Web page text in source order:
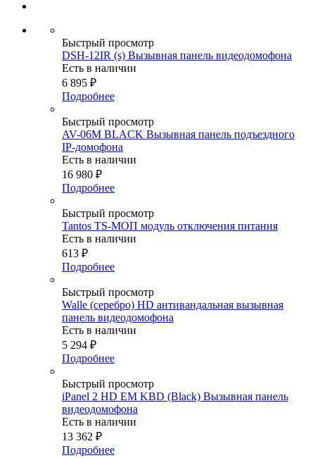
Быстрый просмотр
DSH-12IR (s) Вызывная панель видеодомофона
Есть в наличии
6 895 ₽
Подробнее
Быстрый просмотр
AV-06M BLACK Вызывная панель подъездного
IP-домофона
Есть в наличии
16 980 ₽
Подробнее
Быстрый просмотр
Tantos TS-МОП модуль отключения питания
Есть в наличии
613 ₽
Подробнее
Быстрый просмотр
Walle (серебро) HD антивандальная вызывная
панель видеодомофона
Есть в наличии
5 294 ₽
Подробнее
Быстрый просмотр
iPanel 2 HD EM KBD (Black) Вызывная панель
видеодомофона
Есть в наличии
13 362 ₽
Подробнее